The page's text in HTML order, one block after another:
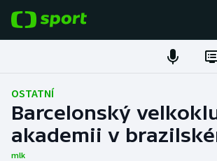
Fotbal
Hokej
OSTATNÍ
Barcelonský
akademii v
mlk